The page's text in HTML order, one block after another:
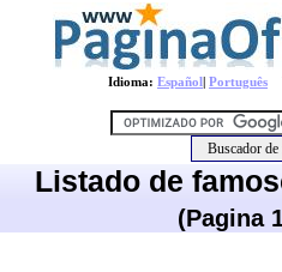
Idioma: Español| Português
Listado de
(Pagina